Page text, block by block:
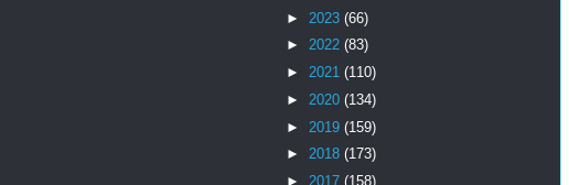
► 2023 (66)
► 2022 (83)
► 2021 (110)
► 2020 (134)
► 2019 (159)
► 2018 (173)
► 2017 (158)